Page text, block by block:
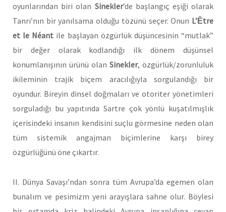
oyunlarından biri olan Sinekler’de başlangıç eşiği olarak
Tanrı’nın bir yanılsama olduğu tözünü seçer. Onun L’Ȇtre
et le Néant ile başlayan özgürlük düşüncesinin “mutlak”
bir değer olarak kodlandığı ilk dönem düşünsel
konumlanışının ürünü olan Sinekler, özgürlük/zorunluluk
ikileminin trajik biçem aracılığıyla sorgulandığı bir
oyundur. Bireyin dinsel doğmaları ve otoriter yönetimleri
sorguladığı bu yapıtında Sartre çok yönlü kuşatılmışlık
içerisindeki insanın kendisini suçlu görmesine neden olan
tüm sistemik angajman biçimlerine karşı birey
özgürlüğünü öne çıkartır.
II. Dünya Savaşı’ndan sonra tüm Avrupa’da egemen olan
bunalım ve pesimizm yeni arayışlara sahne olur. Böylesi